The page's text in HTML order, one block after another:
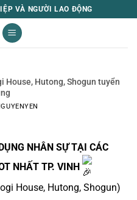
VÀ NGƯỜI LAO ĐỘNG
House, Hutong, Shogun tuyển
NHÂN SỰ TẠI CÁC
NHẤT TP. VINH
House, Hutong, Shogun)